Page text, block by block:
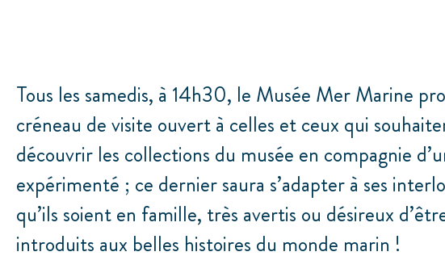
Tous les samedis, à 14h30, le Musée Mer Marine
créneau de visite ouvert à celles et ceux qui
découvrir les collections du musée en compagnie
expérimenté ; ce dernier saura s’adapter à ses
qu’ils soient en famille, très avertis ou désireux
introduits aux belles histoires du monde marin !